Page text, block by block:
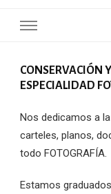
CONSERVACIÓN
ESPECIALIDAD
Nos dedicamos a
carteles, planos,
todo FOTOGRAFÍA.
Estamos